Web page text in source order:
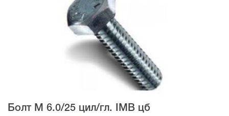
Болт М 6.0/25 цил/гл. IMB цб